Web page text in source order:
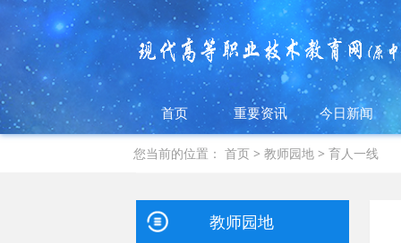
首页 重要资讯 今日新闻
您当前的位置：首页 >教师园地 >育人一线
教师园地